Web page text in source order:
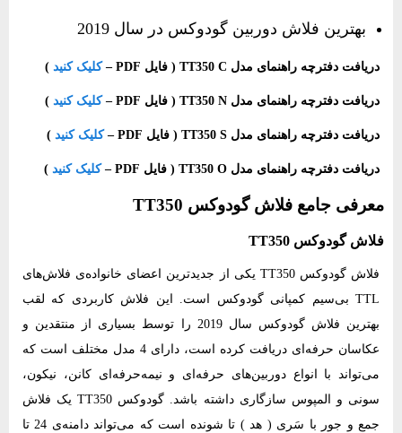
بهترین فلاش دوربین گودوکس در سال 2019
دریافت دفترچه راهنمای مدل TT350 C ( فایل PDF – کلیک کنید )
دریافت دفترچه راهنمای مدل TT350 N ( فایل PDF – کلیک کنید )
دریافت دفترچه راهنمای مدل TT350 S ( فایل PDF – کلیک کنید )
دریافت دفترچه راهنمای مدل TT350 O ( فایل PDF – کلیک کنید )
معرفی جامع فلاش گودوکس‌ TT350‌‌
فلاش گودوکس TT350‌‌
فلاش گودوکس TT350‌ یکی از جدیدترین اعضای خانواده‌ی فلاش‌های
TTL بی‌سیم کمپانی گودوکس است. این فلاش کاربردی که لقب
بهترین فلاش گودوکس سال 2019 را توسط بسیاری از منتقدین و
عکاسان حرفه‌ای دریافت کرده است، دارای 4 مدل مختلف است که
می‌تواند با انواع دوربین‌های حرفه‌ای و نیمه‌حرفه‌ای کانن، نیکون،
سونی و المپوس سازگاری داشته باشد. گودوکس TT350‌ یک فلاش
جمع و جور با سَری ( هد ) تا شونده است که می‌تواند دامنه‌ی 24 تا